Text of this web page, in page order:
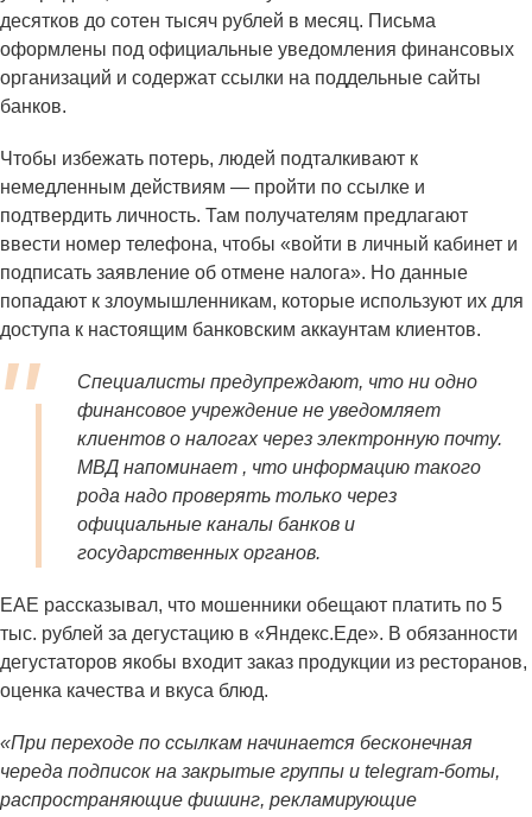
десятков до сотен тысяч рублей в месяц. Письма
оформлены под официальные уведомления финансовых
организаций и содержат ссылки на поддельные сайты
банков.
Чтобы избежать потерь, людей подталкивают к
немедленным действиям — пройти по ссылке и
подтвердить личность. Там получателям предлагают
ввести номер телефона, чтобы «войти в личный кабинет и
подписать заявление об отмене налога». Но данные
попадают к злоумышленникам, которые используют их для
доступа к настоящим банковским аккаунтам клиентов.
Специалисты предупреждают, что ни одно
финансовое учреждение не уведомляет
клиентов о налогах через электронную почту.
МВД напоминает , что информацию такого
рода надо проверять только через
официальные каналы банков и
государственных органов.
ЕАЕ рассказывал, что мошенники обещают платить по 5
тыс. рублей за дегустацию в «Яндекс.Еде». В обязанности
дегустаторов якобы входит заказ продукции из ресторанов,
оценка качества и вкуса блюд.
«При переходе по ссылкам начинается бесконечная
череда подписок на закрытые группы и telegram-боты,
распространяющие фишинг, рекламирующие